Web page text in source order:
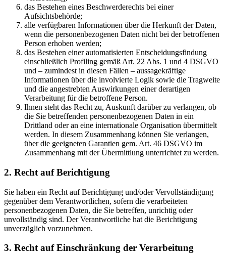
das Bestehen eines Beschwerderechts bei einer
Aufsichtsbehörde;
alle verfügbaren Informationen über die Herkunft der Daten,
wenn die personenbezogenen Daten nicht bei der betroffenen
Person erhoben werden;
das Bestehen einer automatisierten Entscheidungsfindung
einschließlich Profiling gemäß Art. 22 Abs. 1 und 4 DSGVO
und – zumindest in diesen Fällen – aussagekräftige
Informationen über die involvierte Logik sowie die Tragweite
und die angestrebten Auswirkungen einer derartigen
Verarbeitung für die betroffene Person.
Ihnen steht das Recht zu, Auskunft darüber zu verlangen, ob
die Sie betreffenden personenbezogenen Daten in ein
Drittland oder an eine internationale Organisation übermittelt
werden. In diesem Zusammenhang können Sie verlangen,
über die geeigneten Garantien gem. Art. 46 DSGVO im
Zusammenhang mit der Übermittlung unterrichtet zu werden.
2. Recht auf Berichtigung
Sie haben ein Recht auf Berichtigung und/oder Vervollständigung
gegenüber dem Verantwortlichen, sofern die verarbeiteten
personenbezogenen Daten, die Sie betreffen, unrichtig oder
unvollständig sind. Der Verantwortliche hat die Berichtigung
unverzüglich vorzunehmen.
3. Recht auf Einschränkung der Verarbeitung